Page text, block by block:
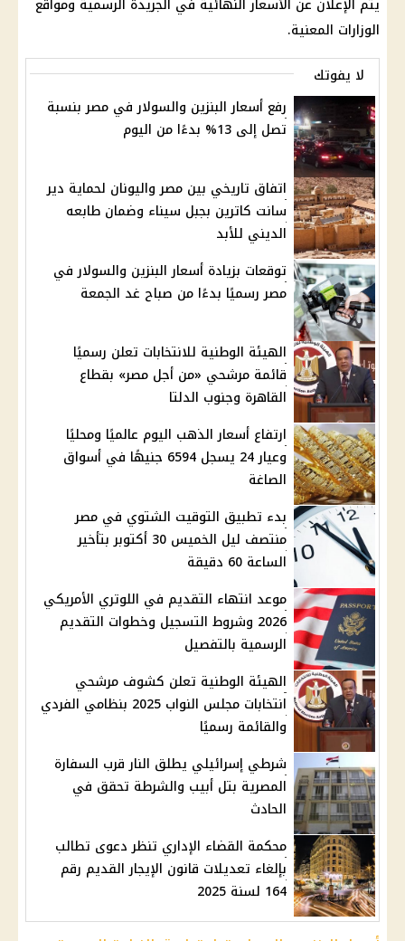
الوزارات المعنية.
لا يفوتك
رفع أسعار البنزين والسولار في مصر بنسبة
تصل إلى 13% بدءًا من اليوم
اتفاق تاريخي بين مصر واليونان لحماية دير
سانت كاترين بجبل سيناء وضمان طابعه
الديني للأبد
توقعات بزيادة أسعار البنزين والسولار في
مصر رسميًا بدءًا من صباح غد الجمعة
الهيئة الوطنية للانتخابات تعلن رسميًا
قائمة مرشحي «من أجل مصر» بقطاع
القاهرة وجنوب الدلتا
ارتفاع أسعار الذهب اليوم عالميًا ومحليًا
وعيار 24 يسجل 6594 جنيهًا في أسواق
الصاغة
بدء تطبيق التوقيت الشتوي في مصر
منتصف ليل الخميس 30 أكتوبر بتأخير
الساعة 60 دقيقة
موعد انتهاء التقديم في اللوتري الأمريكي
2026 وشروط التسجيل وخطوات التقديم
الرسمية بالتفصيل
الهيئة الوطنية تعلن كشوف مرشحي
انتخابات مجلس النواب 2025 بنظامي الفردي
والقائمة رسميًا
شرطي إسرائيلي يطلق النار قرب السفارة
المصرية بتل أبيب والشرطة تحقق في
الحادث
محكمة القضاء الإداري تنظر دعوى تطالب
بإلغاء تعديلات قانون الإيجار القديم رقم
164 لسنة 2025